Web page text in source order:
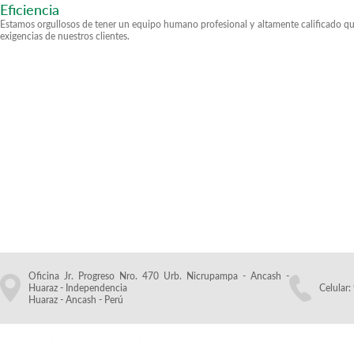
Eficiencia
Estamos orgullosos de tener un equipo humano profesional y altamente calificado
exigencias de nuestros clientes.
Oficina Jr. Progreso Nro. 470 Urb. Nicrupampa - Ancash -
Huaraz - Independencia
Huaraz - Ancash - Perú